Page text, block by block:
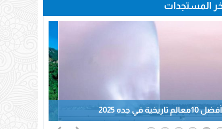
المستجدات
أفضل 10معالم تاريخية في جده 2025